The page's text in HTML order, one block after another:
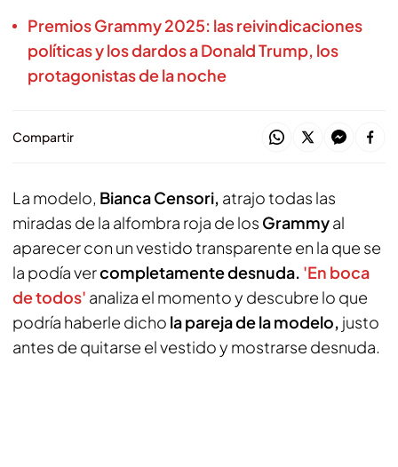
Premios Grammy 2025: las reivindicaciones
políticas y los dardos a Donald Trump, los
protagonistas de la noche
Compartir
La modelo, Bianca Censori, atrajo todas las
miradas de la alfombra roja de los Grammyal
aparecer con un vestido transparente en la que se
la podía vercompletamente desnuda. 'En boca
de todos' analiza el momento y descubre lo que
podría haberle dicho la pareja de la modelo, justo
antes de quitarse el vestido y mostrarse desnuda.